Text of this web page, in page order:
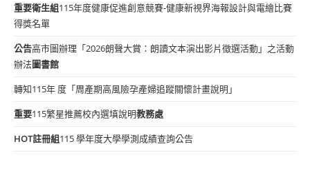
重要衛生組115年度健康促進創意競賽-健康新視界海報設計與電繪比賽
得獎名單
公告高市圖辦理「2026朗聲大賞：朗讀文本演出影片徵選活動」之活動
辦法圖書館
轉知115年 度「周產期高風險孕產婦追蹤關懷計畫說明」
重要115繁星推薦校內選填說明教務處
HOT註冊組115 學年度大學學測成績查詢公告